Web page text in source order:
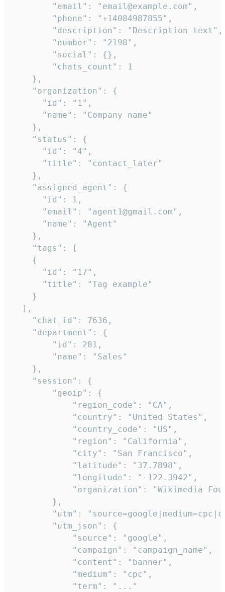
        "email": "email@example.com",
        "phone": "+14084987855",
        "description": "Description text",
        "number": "2198",
        "social": {},
        "chats_count": 1
    },
    "organization": {
      "id": "1",
      "name": "Company name"
    },
    "status": {
      "id": "4",
      "title": "contact_later"
    },
    "assigned_agent": {
      "id": 1,
      "email": "agent1@gmail.com",
      "name": "Agent"
    },
    "tags": [
    {
      "id": "17",
      "title": "Tag example"
    }
  ],
    "chat_id": 7636,
    "department": {
        "id": 281,
        "name": "Sales"
    },
    "session": {
        "geoip": {
            "region_code": "CA",
            "country": "United States",
            "country_code": "US",
            "region": "California",
            "city": "San Francisco",
            "latitude": "37.7898",
            "longitude": "-122.3942",
"organization": "Wikimedia
        },
"utm":
        "utm_json": {
            "source": "google",
            "campaign": "campaign_name",
            "content": "banner",
            "medium": "cpc",
            "term": "..."